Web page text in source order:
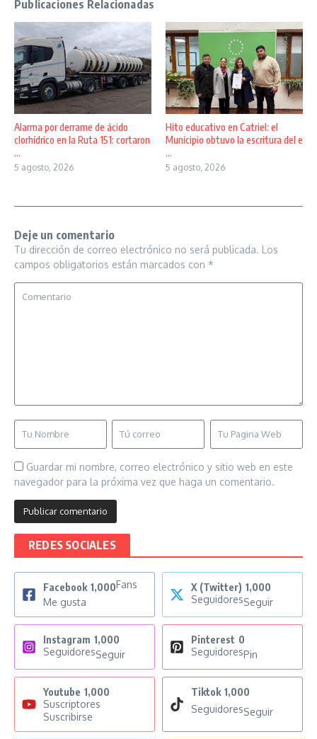
Publicaciones Relacionadas
Alarma por derrame de ácido
clorhídrico en la Ruta 151: cortaron
...
5 agosto, 2026
Hito educativo en Catriel: el
Municipio obtuvo la escritura del e
...
5 agosto, 2026
Deje un comentario
Tu dirección de correo electrónico no será publicada. Los
campos obligatorios están marcados con *
Guardar mi nombre, correo electrónico y sitio web en este
navegador para la próxima vez que haga un comentario.
REDES SOCIALES
Facebook 1,000Fans
Me gusta
X (Twitter) 1,000
SeguidoresSeguir
Instagram 1,000
SeguidoresSeguir
Pinterest 0
SeguidoresPin
Youtube 1,000
Suscriptores
Suscribirse
Tiktok 1,000
SeguidoresSeguir